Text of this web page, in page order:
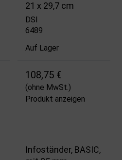
21 x 29,7 cm
DSI
6489
Auf Lager
108,75 €
(ohne MwSt.)
Produkt anzeigen
Infoständer, BASIC,